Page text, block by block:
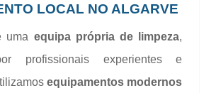
LOCAL NO ALGARVE
uma equipa própria de limpeza,
profissionais experientes e
equipamentos modernos